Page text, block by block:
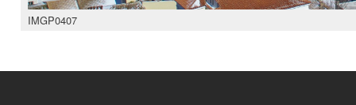
IMGP0407